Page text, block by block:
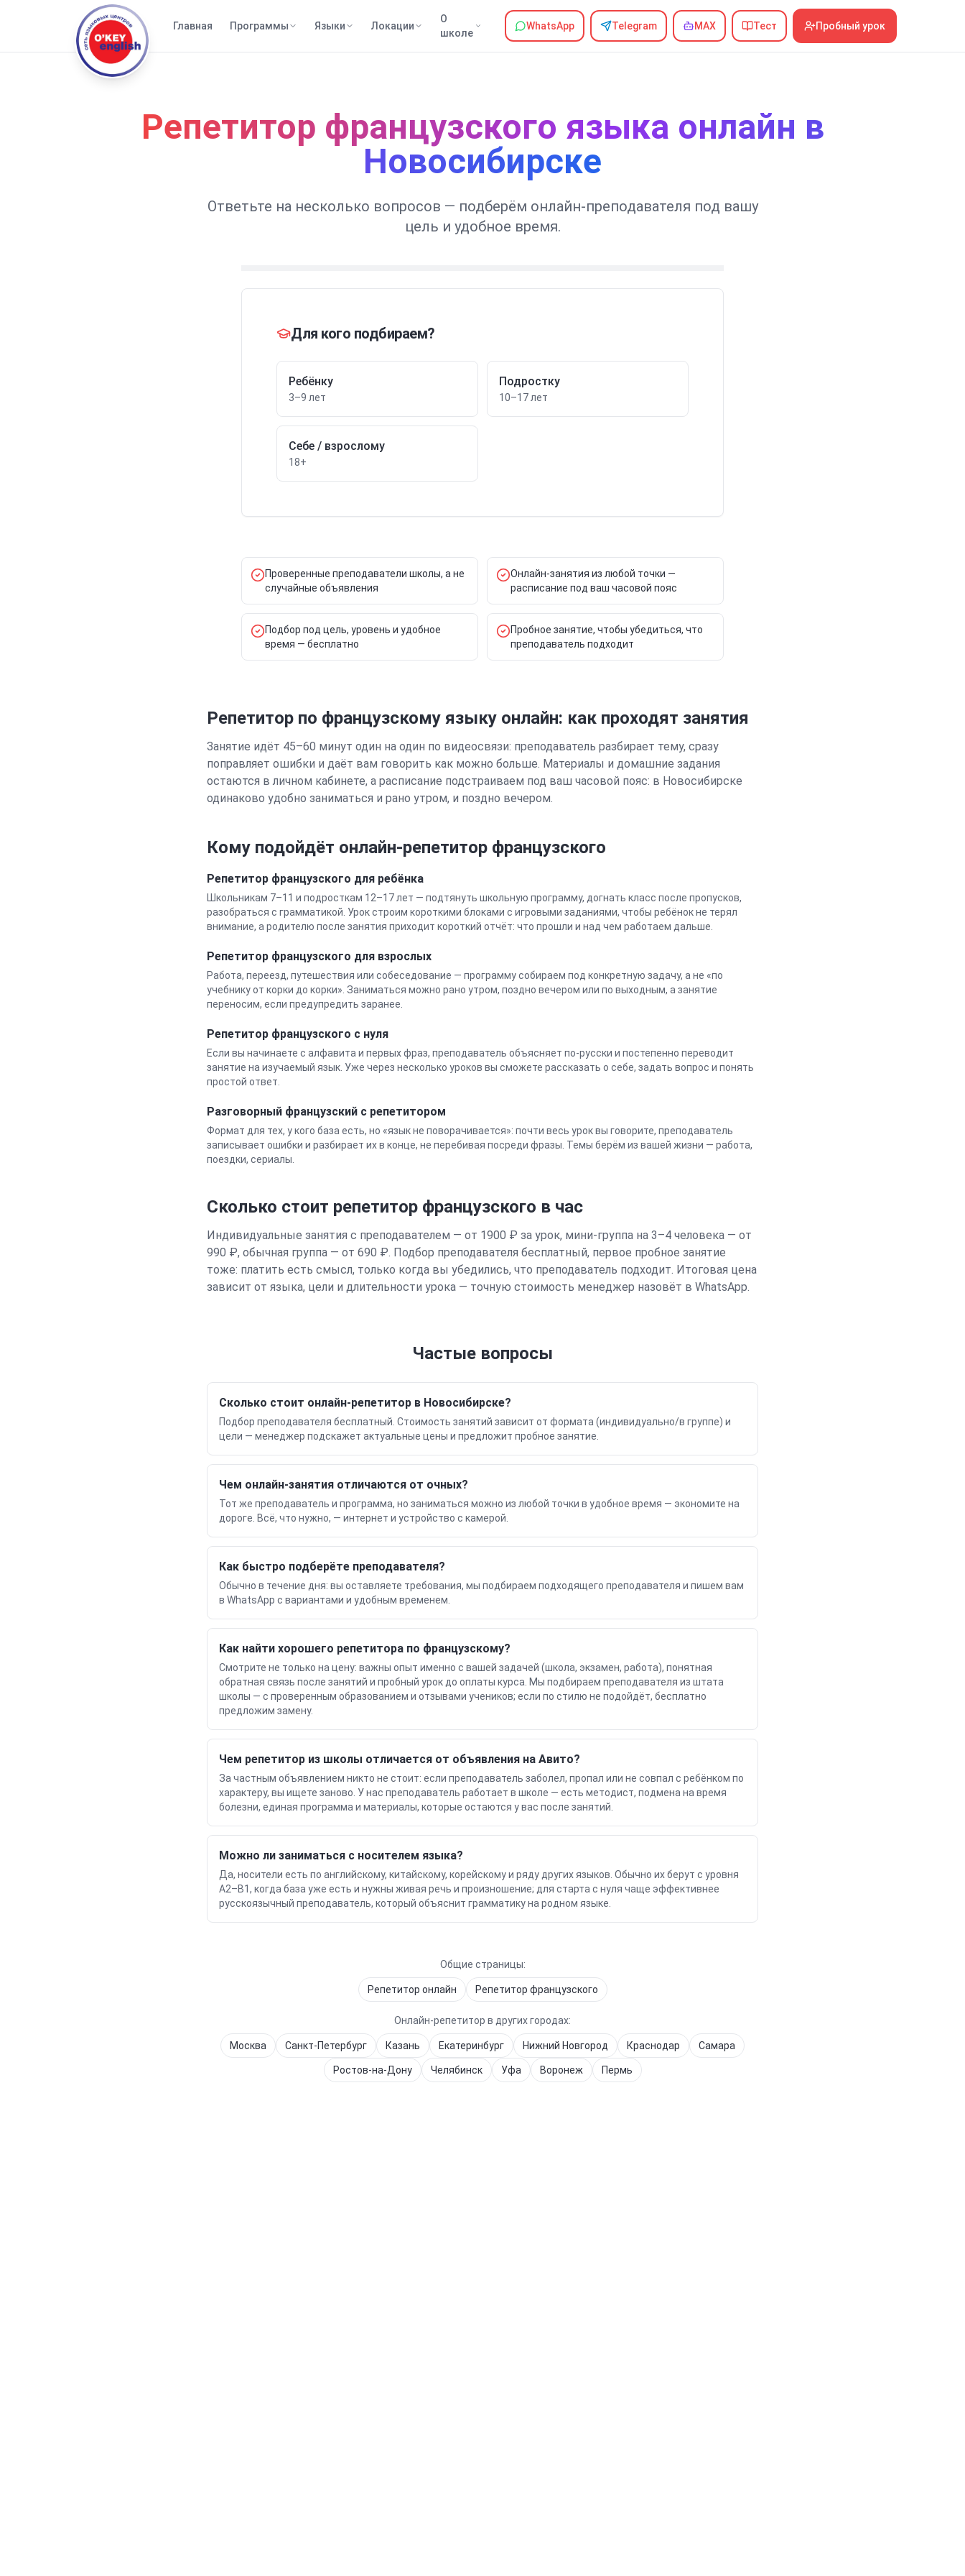
Главная Программы Языки Локации
О
школе
WhatsApp Telegram MAX Тест Пробный урок
Репетитор французского языка онлайн в
Новосибирске
Ответьте на несколько вопросов — подберём онлайн-преподавателя под вашу
цель и удобное время.
Для кого подбираем?
Ребёнку
3–9 лет
Подростку
10–17 лет
Себе / взрослому
18+
Проверенные преподаватели школы, а не
случайные объявления
Онлайн-занятия из любой точки —
расписание под ваш часовой пояс
Подбор под цель, уровень и удобное
время — бесплатно
Пробное занятие, чтобы убедиться, что
преподаватель подходит
Репетитор по французскому языку онлайн: как проходят занятия
Занятие идёт 45–60 минут один на один по видеосвязи: преподаватель разбирает тему, сразу
поправляет ошибки и даёт вам говорить как можно больше. Материалы и домашние задания
остаются в личном кабинете, а расписание подстраиваем под ваш часовой пояс: в Новосибирске
одинаково удобно заниматься и рано утром, и поздно вечером.
Кому подойдёт онлайн-репетитор французского
Репетитор французского для ребёнка
Школьникам 7–11 и подросткам 12–17 лет — подтянуть школьную программу, догнать класс после пропусков,
разобраться с грамматикой. Урок строим короткими блоками с игровыми заданиями, чтобы ребёнок не терял
внимание, а родителю после занятия приходит короткий отчёт: что прошли и над чем работаем дальше.
Репетитор французского для взрослых
Работа, переезд, путешествия или собеседование — программу собираем под конкретную задачу, а не «по
учебнику от корки до корки». Заниматься можно рано утром, поздно вечером или по выходным, а занятие
переносим, если предупредить заранее.
Репетитор французского с нуля
Если вы начинаете с алфавита и первых фраз, преподаватель объясняет по-русски и постепенно переводит
занятие на изучаемый язык. Уже через несколько уроков вы сможете рассказать о себе, задать вопрос и понять
простой ответ.
Разговорный французский с репетитором
Формат для тех, у кого база есть, но «язык не поворачивается»: почти весь урок вы говорите, преподаватель
записывает ошибки и разбирает их в конце, не перебивая посреди фразы. Темы берём из вашей жизни — работа,
поездки, сериалы.
Сколько стоит репетитор французского в час
Индивидуальные занятия с преподавателем — от 1900 ₽ за урок, мини-группа на 3–4 человека — от
990 ₽, обычная группа — от 690 ₽. Подбор преподавателя бесплатный, первое пробное занятие
тоже: платить есть смысл, только когда вы убедились, что преподаватель подходит. Итоговая цена
зависит от языка, цели и длительности урока — точную стоимость менеджер назовёт в WhatsApp.
Частые вопросы
Сколько стоит онлайн-репетитор в Новосибирске?
Подбор преподавателя бесплатный. Стоимость занятий зависит от формата (индивидуально/в группе) и
цели — менеджер подскажет актуальные цены и предложит пробное занятие.
Чем онлайн-занятия отличаются от очных?
Тот же преподаватель и программа, но заниматься можно из любой точки в удобное время — экономите на
дороге. Всё, что нужно, — интернет и устройство с камерой.
Как быстро подберёте преподавателя?
Обычно в течение дня: вы оставляете требования, мы подбираем подходящего преподавателя и пишем вам
в WhatsApp с вариантами и удобным временем.
Как найти хорошего репетитора по французскому?
Смотрите не только на цену: важны опыт именно с вашей задачей (школа, экзамен, работа), понятная
обратная связь после занятий и пробный урок до оплаты курса. Мы подбираем преподавателя из штата
школы — с проверенным образованием и отзывами учеников; если по стилю не подойдёт, бесплатно
предложим замену.
Чем репетитор из школы отличается от объявления на Авито?
За частным объявлением никто не стоит: если преподаватель заболел, пропал или не совпал с ребёнком по
характеру, вы ищете заново. У нас преподаватель работает в школе — есть методист, подмена на время
болезни, единая программа и материалы, которые остаются у вас после занятий.
Можно ли заниматься с носителем языка?
Да, носители есть по английскому, китайскому, корейскому и ряду других языков. Обычно их берут с уровня
A2–B1, когда база уже есть и нужны живая речь и произношение; для старта с нуля чаще эффективнее
русскоязычный преподаватель, который объяснит грамматику на родном языке.
Общие страницы:
Репетитор онлайн Репетитор французского
Онлайн-репетитор в других городах:
Москва Санкт-Петербург Казань Екатеринбург Нижний Новгород Краснодар Самара
Ростов-на-Дону Челябинск Уфа Воронеж Пермь